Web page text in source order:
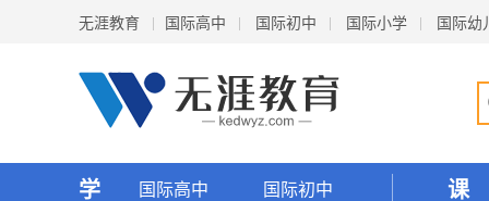
无涯教育 国际高中 国际初中 国际小学 国际幼
学
国际高中
国际初中
课